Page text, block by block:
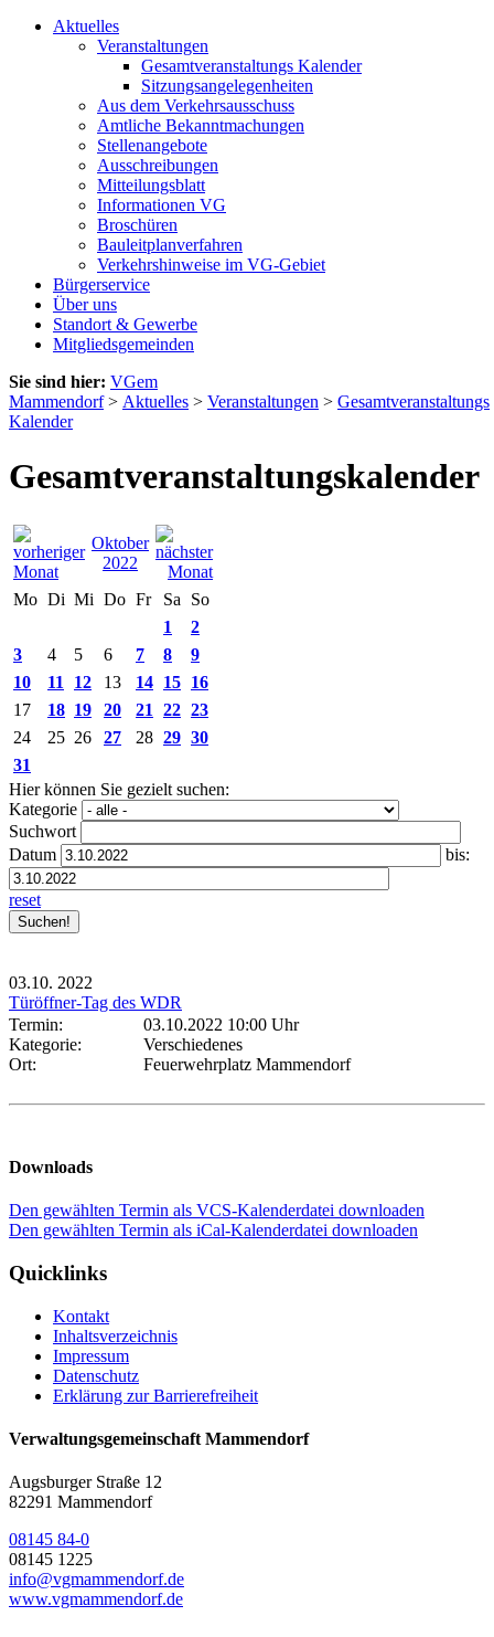
Aktuelles
Veranstaltungen
Gesamtveranstaltungs Kalender
Sitzungsangelegenheiten
Aus dem Verkehrsausschuss
Amtliche Bekanntmachungen
Stellenangebote
Ausschreibungen
Mitteilungsblatt
Informationen VG
Broschüren
Bauleitplanverfahren
Verkehrshinweise im VG-Gebiet
Bürgerservice
Über uns
Standort & Gewerbe
Mitgliedsgemeinden
Sie sind hier: VGem
Mammendorf> Aktuelles > Veranstaltungen > Gesamtveranstaltungs
Kalender
Gesamtveranstaltungskalender
Oktober
2022
Mo Di Mi Do Fr Sa
So
1
2
3
4 5 6 7 8
9
10
11 12 13 14 15 16
17
18 19 20 21 22 23
24
25 26 27 28 29 30
31
Hier können Sie gezielt suchen:
Kategorie
Suchwort
Datum
bis:
reset
03.10. 2022
Türöffner-Tag des WDR
Termin:
03.10.2022 10:00 Uhr
Kategorie:
Verschiedenes
Ort:
Feuerwehrplatz Mammendorf
Downloads
Den gewählten Termin als VCS-Kalenderdatei downloaden
Den gewählten Termin als iCal-Kalenderdatei downloaden
Quicklinks
Kontakt
Inhaltsverzeichnis
Impressum
Datenschutz
Erklärung zur Barrierefreiheit
Verwaltungsgemeinschaft Mammendorf
Augsburger Straße 12
82291 Mammendorf
08145 84-0
08145 1225
info@vgmammendorf.de
www.vgmammendorf.de